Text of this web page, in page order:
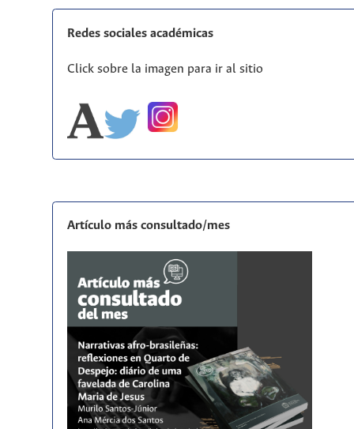
Redes sociales académicas
Click sobre la imagen para ir al sitio
Artículo más consultado/mes